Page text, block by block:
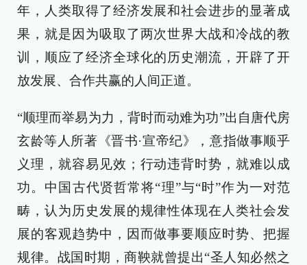
年，人类取得了经济发展和社会进步的显著成
果，就是因为吸取了两次世界大战和冷战的教
训，顺应了经济全球化的历史潮流，开辟了开
放发展、合作共赢的人间正道。
“顺理而举易为力，背时而动难为功”出自唐代房
玄龄等人所著《晋书·宣帝纪》，意指做事顺乎
义理，就容易见效；行动违背时势，就难以成
功。中国古代贤哲常将“理”与“时”作为一对范
畴，认为历史发展的规律性体现在人类社会发
展的客观趋势中，因而做事要顺应时势、把握
规律。战国时期，商鞅就曾提出“圣人知必然之